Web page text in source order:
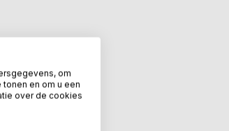
om
en om u een
over de cookies